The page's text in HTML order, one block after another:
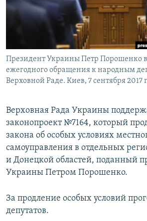
ПОБЕДИТЕЛЕЙ НЕ СУДЯТ?
КРЫМ.НЕПОКОРЕННЫЙ
УКРАИНСКАЯ ПРОБЛЕМА КРЫМА
ПРИСОЕДИНЯЙТЕСЬ!
Все сайты RFE/RL
Президент Украины Петр Порошенко
ежегодного обращения к народным
Верховной Раде. Киев, 7 сентября 2017
Верховная Рада Украины
законопроект №7164, который
закона об особых условиях
самоуправления в отдельных
и Донецкой областей, поданный
Украины Петром Порошенко.
За продление особых условий
депутатов.